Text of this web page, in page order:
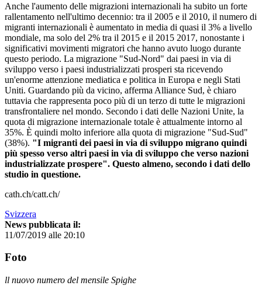
Anche l'aumento delle migrazioni internazionali ha subito un forte
rallentamento nell'ultimo decennio: tra il 2005 e il 2010, il numero di
migranti internazionali è aumentato in media di quasi il 3% a livello
mondiale, ma solo del 2% tra il 2015 e il 2015 2017, nonostante i
significativi movimenti migratori che hanno avuto luogo durante
questo periodo. La migrazione "Sud-Nord" dai paesi in via di
sviluppo verso i paesi industrializzati prosperi sta ricevendo
un'enorme attenzione mediatica e politica in Europa e negli Stati
Uniti. Guardando più da vicino, afferma Alliance Sud, è chiaro
tuttavia che rappresenta poco più di un terzo di tutte le migrazioni
transfrontaliere nel mondo. Secondo i dati delle Nazioni Unite, la
quota di migrazione internazionale totale è attualmente intorno al
35%. È quindi molto inferiore alla quota di migrazione "Sud-Sud"
(38%). "I migranti dei paesi in via di sviluppo migrano quindi
più spesso verso altri paesi in via di sviluppo che verso nazioni
industrializzate prospere". Questo almeno, secondo i dati dello
studio in questione.
cath.ch/catt.ch/
Svizzera
News pubblicata il:
11/07/2019 alle 20:10
Foto
ll nuovo numero del mensile Spighe